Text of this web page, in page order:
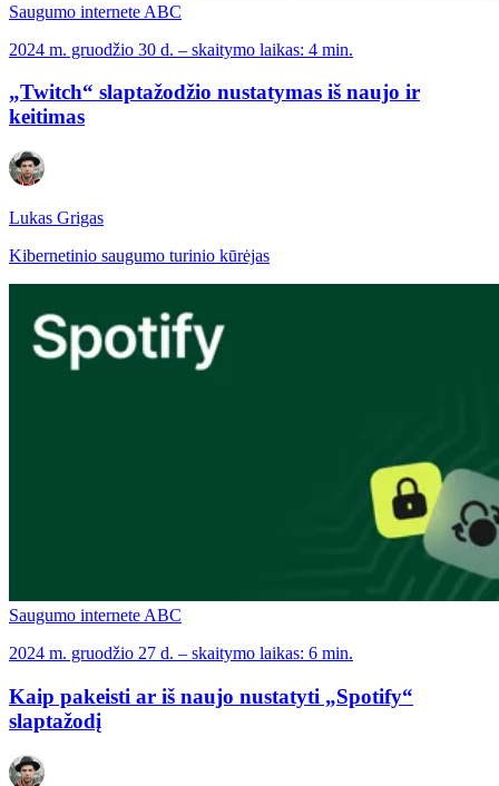
Saugumo internete ABC
2024 m. gruodžio 30 d. – skaitymo laikas: 4 min.
„Twitch“ slaptažodžio nustatymas iš naujo ir
keitimas
Lukas Grigas
Kibernetinio saugumo turinio kūrėjas
Saugumo internete ABC
2024 m. gruodžio 27 d. – skaitymo laikas: 6 min.
Kaip pakeisti ar iš naujo nustatyti „Spotify“
slaptažodį